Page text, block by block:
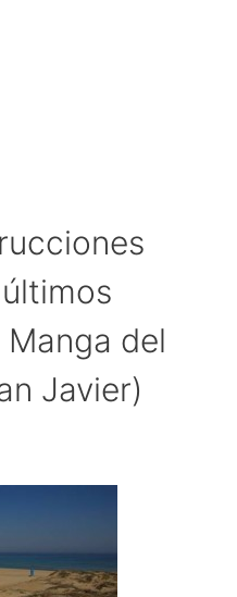
del
Javier)